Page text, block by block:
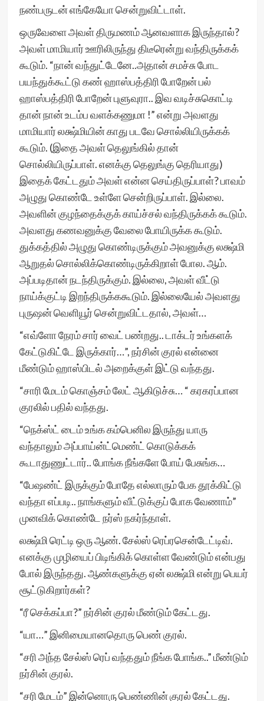
நண்பருடன் எங்கேயோ சென்றுவிட்டாள்.
ஒருவேளை அவள் திருமணம் ஆனவளாக இருந்தால்?
அவள் மாமியார் ஊரிலிருந்து திடீரென்று வந்திருக்கக்
கூடும். “நான் வந்துட்டேனே..அதான் சமச்சு போட
பயந்துக்கூட்டு கண் ஹாஸ்பத்திரி போறேன் பல்
ஹாஸ்பத்திரி போறேன் புளுவுரா.. இவ வடிச்சுகொட்டி
தான் நான் உடம்ப வளக்கணுமா !” என்று அவளது
மாமியார் லக்ஷ்மியின் காது படவே சொல்லியிருக்கக்
கூடும். (இதை அவள் தெலுங்கில் தான்
சொல்லியிருப்பாள். எனக்கு தெலுங்கு தெரியாது)
இதைக் கேட்டதும் அவள் என்ன செய்திருப்பாள்? பாவம்
அழுது கொண்டே உள்ளே சென்றிருப்பாள். இல்லை.
அவளின் குழந்தைக்குக் காய்ச்சல் வந்திருக்கக் கூடும்.
அவளது கணவனுக்கு வேலை போயிருக்க கூடும்.
துக்கத்தில் அழுது கொண்டிருக்கும் அவனுக்கு லக்ஷ்மி
ஆறுதல் சொல்லிக்கொண்டிருக்கிறாள் போல. ஆம்.
அப்படிதான் நடந்திருக்கும். இல்லை, அவள் வீட்டு
நாய்க்குட்டி இறந்திருக்ககூடும். இல்லையேல் அவளது
புருஷன் வெளியூர் சென்றுவிட்டதால், அவள்…
“எவ்ளோ நேரம் சார் வைட் பண்றது.. டாக்டர் உங்களக்
கேட்டுகிட்டே இருக்கார்…”, நர்சின் குரல் என்னை
மீண்டும் ஹாஸ்பிடல் அறைக்குள் இட்டு வந்தது.
“சாரி மேடம் கொஞ்சம் லேட் ஆகிடுச்சு… “ கரகரப்பான
குரலில் பதில் வந்தது.
“நெக்ஸ்ட் டைம் உங்க கம்பெனில இருந்து யாரு
வந்தாலும் அப்பாய்ன்ட்மெண்ட் கொடுக்கக்
கூடாதுணுட்டார்.. போங்க நீங்களே போய் பேசுங்க…
“பேஷண்ட் இருக்கும் போதே எல்லாரும் பேக தூக்கிட்டு
வந்தா எப்படி.. நாங்களும் வீட்டுக்குப் போக வேணாம்”
முனவிக் கொண்டே நர்ஸ் நகர்ந்தாள்.
லக்ஷ்மி ரெட்டி ஒரு ஆண். சேல்ஸ் ரெப்ரசென்டேட்டிவ்.
எனக்கு முழியைப் பிடிங்கிக் கொள்ள வேண்டும் என்பது
போல் இருந்தது. ஆண்களுக்கு ஏன் லக்ஷ்மி என்று பெயர்
சூட்டுகிறார்கள்?
“ரீ செக்கப்பா?” நர்சின் குரல் மீண்டும் கேட்டது.
“யா…” இனிமையானதொரு பெண் குரல்.
“சரி அந்த சேல்ஸ் ரெப் வந்ததும் நீங்க போங்க..” மீண்டும்
நர்சின் குரல்.
“சரி மேடம்” இன்னொரு பெண்ணின் குரல் கேட்டது.